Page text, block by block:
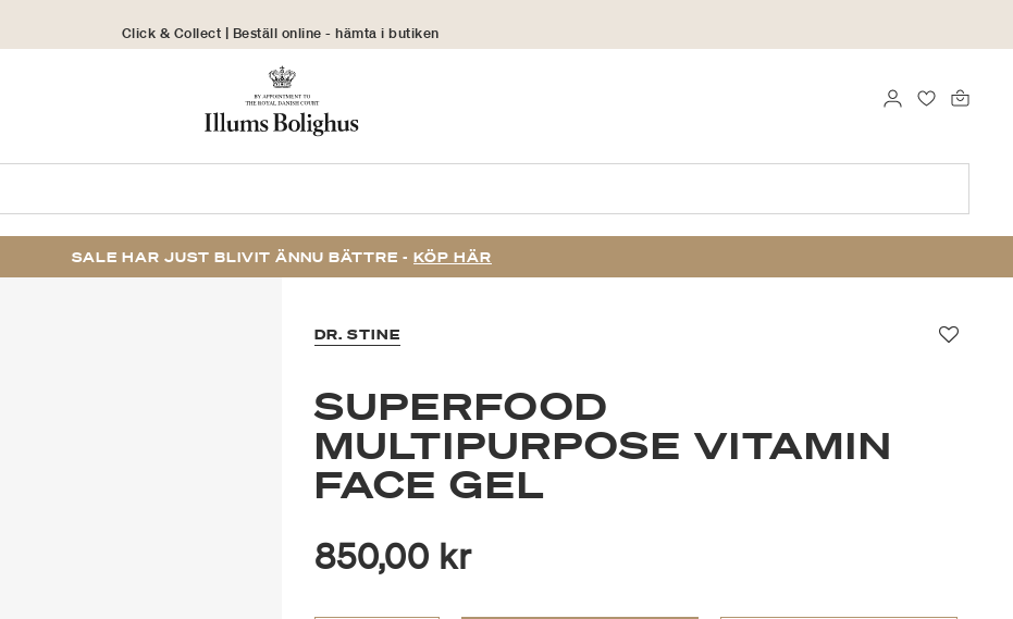
Click & Collect | Beställ online - hämta i butiken
30 dagars returrätt
FAVORITER
LOGGA IN
SALE HAR JUST BLIVIT ÄNNU BÄTTRE - KÖP HÄR
DR. STINE
SUPERFOOD
MULTIPURPOSE VITAMIN
FACE GEL
850,00 kr